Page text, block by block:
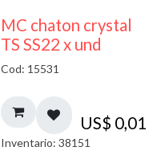
MC chaton crystal
TS SS22 x und
Cod: 15531
US$ 0,01
Inventario: 38151